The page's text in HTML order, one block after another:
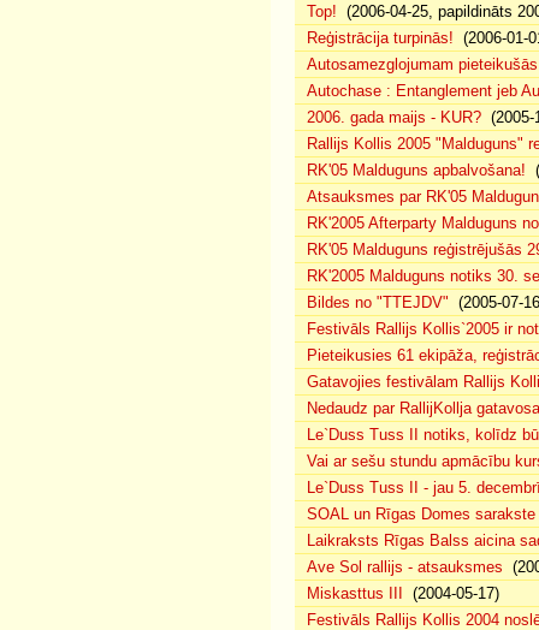
Top! (2006-04-25, papildināts
Reģistrācija turpinās! (2006-01-
Autosamezglojumam
Autochase : Entanglement jeb
2006. gada maijs - KUR? (2005-
Rallijs Kollis 2005 "Malduguns"
RK'05 Malduguns apbalvošana!
Atsauksmes par RK'05
RK'2005 Afterparty Malduguns
RK'05 Malduguns reģistrējušās
RK'2005 Malduguns notiks 30.
Bildes no "TTEJDV" (2005-07-
Festivāls Rallijs Kollis`2005 ir
Pieteikusies 61 ekipāža,
Gatavojies festivālam Rallijs
Nedaudz par RallijKollja
Le`Duss Tuss II notiks, kolīdz
Vai ar sešu stundu apmācību
Le`Duss Tuss II - jau 5.
SOAL un Rīgas Domes
Laikraksts Rīgas Balss aicina
Ave Sol rallijs - atsauksmes
Miskasttus III
(2004-05-17)
Festivāls Rallijs Kollis 2004